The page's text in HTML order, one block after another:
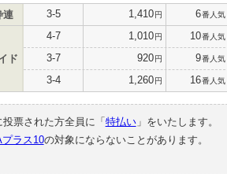
連 3-5 1,410円 6番人気
ド
4-7 1,010円 10番人気
3-7 920円 9番人気
3-4 1,260円 16番人気
票された方全員に「 特払い」をいたします。
ラス10の対象にならないことがあります。